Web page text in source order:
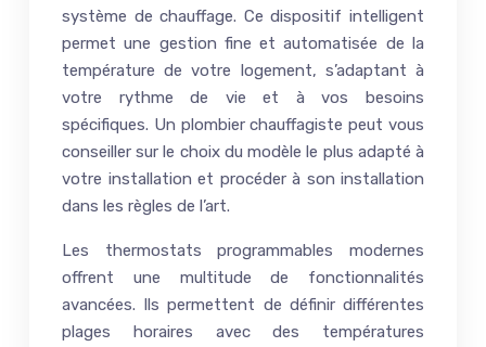
système de chauffage. Ce dispositif intelligent
permet une gestion fine et automatisée de la
température de votre logement, s’adaptant à
votre rythme de vie et à vos besoins
spécifiques. Un plombier chauffagiste peut vous
conseiller sur le choix du modèle le plus adapté à
votre installation et procéder à son installation
dans les règles de l’art.
Les thermostats programmables modernes
offrent une multitude de fonctionnalités
avancées. Ils permettent de définir différentes
plages horaires avec des températures